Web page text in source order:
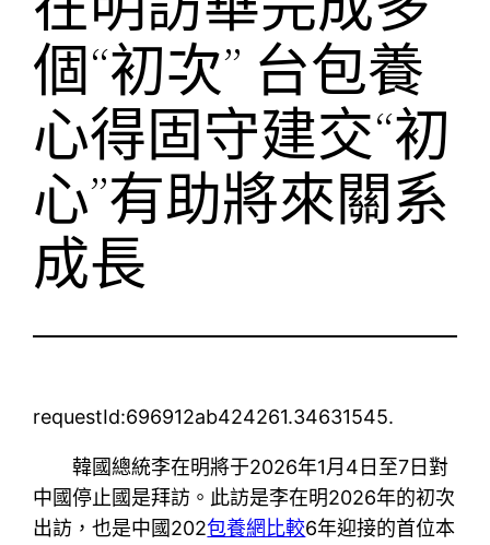
個“初次” 台包養
心得固守建交“初
心”有助將來關系
成長
requestId:696912ab424261.34631545.
韓國總統李在明將于2026年1月4日至7日對
中國停止國是拜訪。此訪是李在明2026年的初次
出訪，也是中國202包養網比較6年迎接的首位本